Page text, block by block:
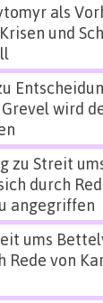
als
und
wird
zu Streit
durch
angegriffen
ums
Rede von